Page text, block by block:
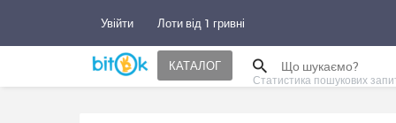
Увійти Лоти від 1 гривні
КАТАЛОГ
Статистика пошукових